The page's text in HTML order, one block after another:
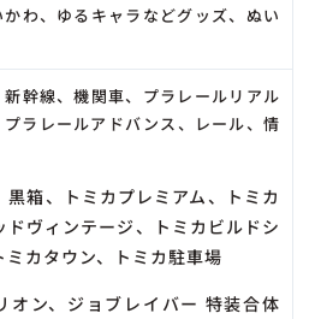
かわ、ゆるキャラなどグッズ、ぬい
幹線、機関車、プラレールリアル
プラレールアドバンス、レール、情
黒箱、トミカプレミアム、トミカ
ドヴィンテージ、トミカビルドシ
ミカタウン、トミカ駐車場
オン、ジョブレイバー 特装合体